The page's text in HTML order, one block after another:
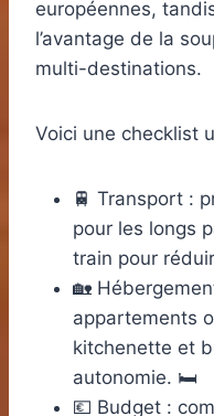
européennes,
l’avantage de la
multi-destinations.
Voici une checklist
🚆 Transport :
pour les longs
train pour
🏡
appartements
kitchenette et
autonomie. 🛏️
💶 Budget :